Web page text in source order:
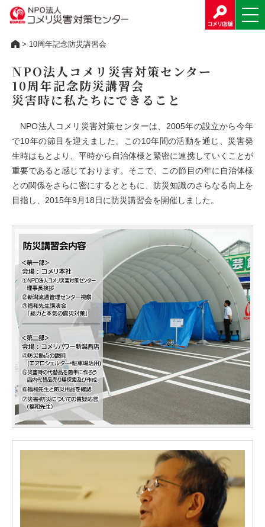
> 10周年記念防災講習会
NPO法人コメリ災害対策センター
10周年記念防災講習会
災害時に私たちにできること
NPO法人コメリ災害対策センターは、2005年の設立から今年
で10年の節目を迎えました。この10年間の活動を通じ、災害発
生時はもとより、平時から自治体様と緊密に連携していくことが
重要であると感じております。そこで、この節目の年に自治体様
との関係をさらに密にするとともに、防災知識のさらなる向上を
目指し、2015年9月18日に防災講習会を開催しました。